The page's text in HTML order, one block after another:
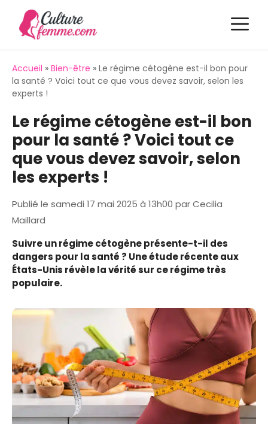
contenu
Accueil » Bien-être » Le régime cétogène est-il bon pour
la santé ? Voici tout ce que vous devez savoir, selon les
experts !
Le régime cétogène est-il bon
pour la santé ? Voici tout ce
que vous devez savoir, selon
les experts !
Publié le samedi 17 mai 2025 à 13h00 parCecilia
Maillard
Suivre un régime cétogène présente-t-il des
dangers pour la santé ? Une étude récente aux
États-Unis révèle la vérité sur ce régime très
populaire.